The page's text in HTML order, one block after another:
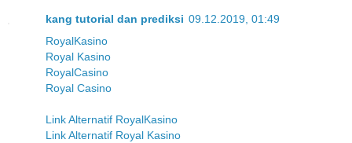
kang tutorial dan prediksi 09.12.2019, 01:49
RoyalKasino
Royal Kasino
RoyalCasino
Royal Casino
Link Alternatif RoyalKasino
Link Alternatif Royal Kasino